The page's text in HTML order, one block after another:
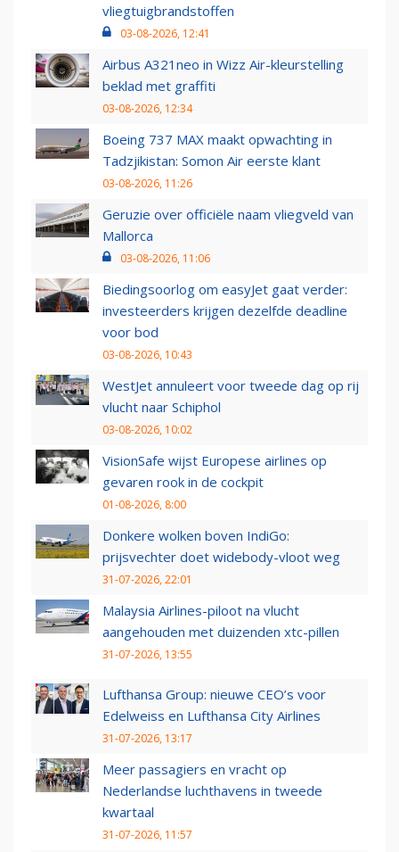
vliegtuigbrandstoffen
03-08-2026, 12:41
Airbus A321neo in Wizz Air-kleurstelling
beklad met graffiti
03-08-2026, 12:34
Boeing 737 MAX maakt opwachting in
Tadzjikistan: Somon Air eerste klant
03-08-2026, 11:26
Geruzie over officiële naam vliegveld van
Mallorca
03-08-2026, 11:06
Biedingsoorlog om easyJet gaat verder:
investeerders krijgen dezelfde deadline
voor bod
03-08-2026, 10:43
WestJet annuleert voor tweede dag op rij
vlucht naar Schiphol
03-08-2026, 10:02
VisionSafe wijst Europese airlines op
gevaren rook in de cockpit
01-08-2026, 8:00
Donkere wolken boven IndiGo:
prijsvechter doet widebody-vloot weg
31-07-2026, 22:01
Malaysia Airlines-piloot na vlucht
aangehouden met duizenden xtc-pillen
31-07-2026, 13:55
Lufthansa Group: nieuwe CEO’s voor
Edelweiss en Lufthansa City Airlines
31-07-2026, 13:17
Meer passagiers en vracht op
Nederlandse luchthavens in tweede
kwartaal
31-07-2026, 11:57